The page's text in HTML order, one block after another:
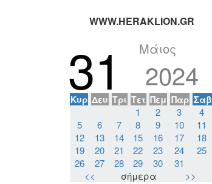
WWW.HERAKLION.GR
31 Μάιος
2024
Κυρ Δευ Τρι Τετ Πεμ Παρ Σαβ
1 2 3
4
5
6 7 8 9 10
11
12
13 14 15 16 17
18
19
20 21 22 23 24
25
26
27 28 29 30
31
<<
σήμερα >>